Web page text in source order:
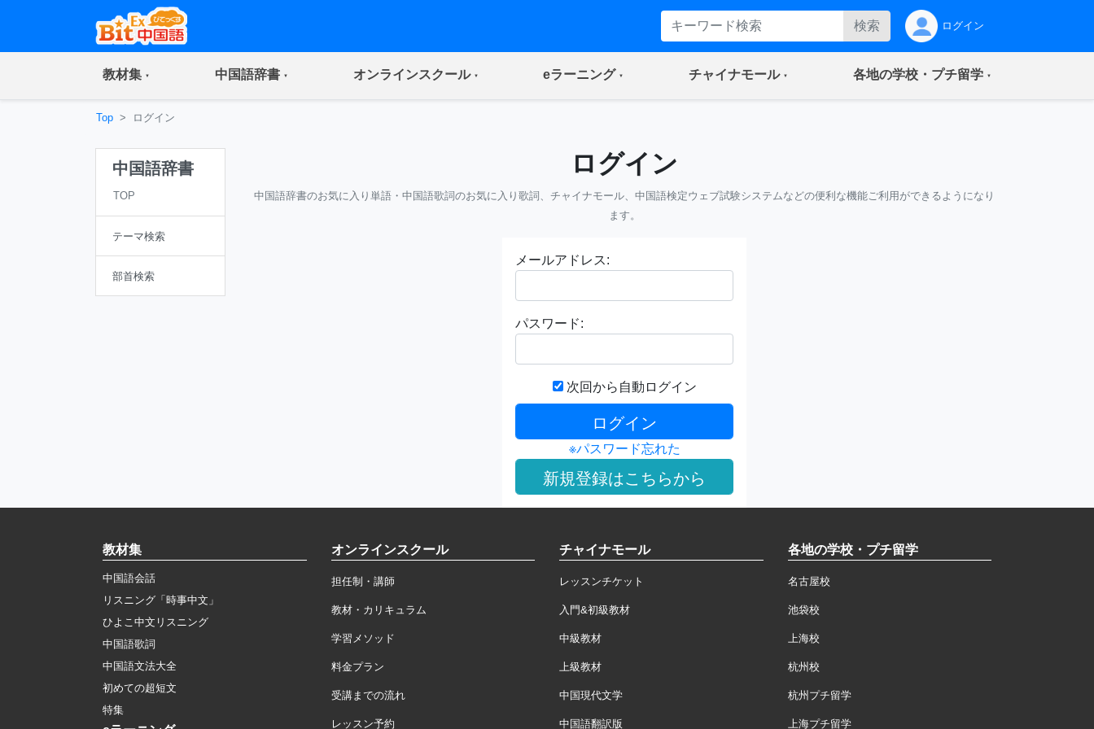
検索 ログイン
教材集(current) 中国語辞書(current) オンラインスクール(current) eラーニング(current) チャイナモール(current) 各地の学校・プチ留学(current)
Top ログイン
中国語辞書
TOP
テーマ検索
部首検索
ログイン
中国語辞書のお気に入り単語・中国語歌詞のお気に入り歌詞、チャイナモール、中国語検定ウェブ試験システムなどの便利な機能ご利用ができるようになり
ます。
メールアドレス:
パスワード:
次回から自動ログイン
※パスワード忘れた
教材集
中国語会話
リスニング「時事中文」
ひよこ中文リスニング
中国語歌詞
中国語文法大全
初めての超短文
特集
オンラインスクール
担任制・講師
教材・カリキュラム
学習メソッド
料金プラン
受講までの流れ
レッスン予約
チャイナモール
レッスンチケット
入門&初級教材
中級教材
上級教材
中国現代文学
中国語翻訳版
各地の学校・プチ留学
名古屋校
池袋校
上海校
杭州校
杭州プチ留学
上海プチ留学